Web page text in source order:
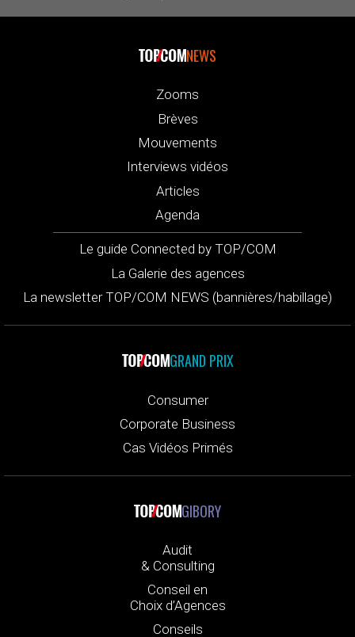
NEWS
Zooms
Brèves
Mouvements
Interviews vidéos
Articles
Agenda
Le guide Connected by TOP/COM
La Galerie des agences
La newsletter TOP/COM NEWS (bannières/habillage)
GRAND PRIX
Consumer
Corporate Business
Cas Vidéos Primés
GIBORY
Audit
& Consulting
Conseil en
Choix d’Agences
Conseils